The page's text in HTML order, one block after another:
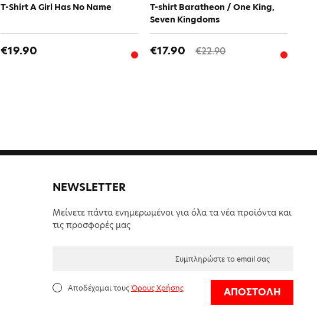
T-Shirt A Girl Has No Name
€19.90
T-shirt Baratheon / One King,
Seven Kingdoms
€17.90 €22.90
NEWSLETTER
Μείνετε πάντα ενημερωμένοι για όλα τα νέα προϊόντα και
τις προσφορές μας
Αποδέχομαι τουςΌρους Χρήσης ΑΠΟΣΤΟΛΗ